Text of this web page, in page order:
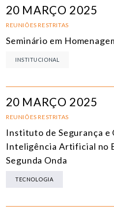
20 MARÇO 2025
REUNIÕES RESTRITAS
Seminário em
INSTITUCIONAL
20 MARÇO 2025
REUNIÕES RESTRITAS
Instituto de Segurança e
Inteligência Artificial no
Segunda Onda
TECNOLOGIA